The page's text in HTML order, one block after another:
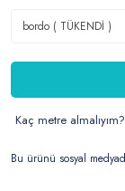
Kaç metre almalıyım?
Bu ürünü sosyal